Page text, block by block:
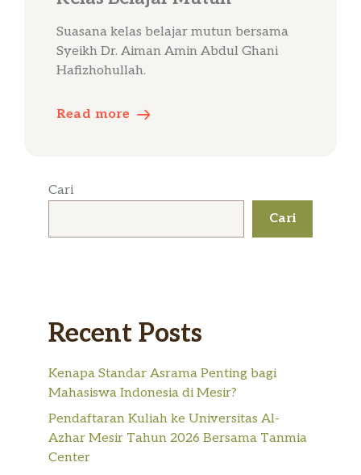
Suasana kelas belajar mutun bersama
Syeikh Dr. Aiman Amin Abdul Ghani
Hafizhohullah.
Read more
Cari
Cari
Recent Posts
Kenapa Standar Asrama Penting bagi
Mahasiswa Indonesia di Mesir?
Pendaftaran Kuliah ke Universitas Al-
Azhar Mesir Tahun 2026 Bersama Tanmia
Center